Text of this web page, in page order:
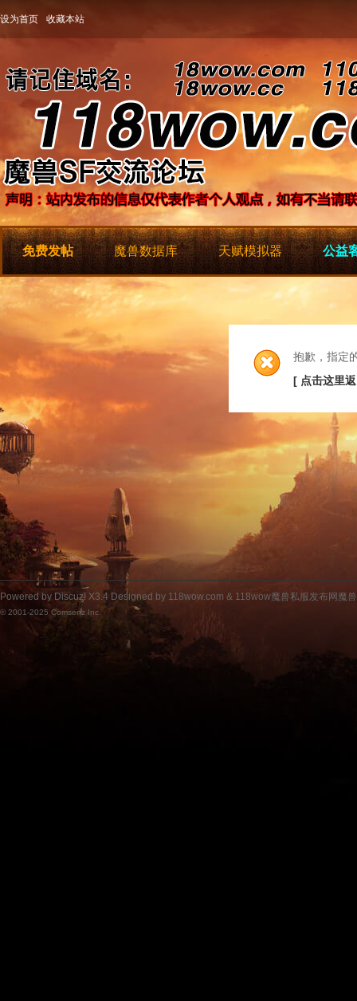
设为首页 收藏本站
免费发帖 魔兽数据库 天赋模拟器 公益
抱歉，指定
[ 点击这里
Powered by Discuz! X3.4 Designed by 118wow.com & 118wow魔兽私服发布网魔
© 2001-2025 Comsenz Inc.